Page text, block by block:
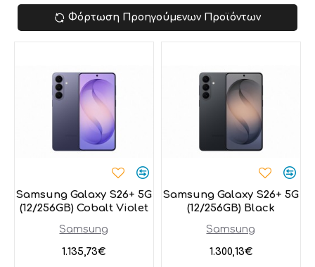
Φόρτωση Προηγούμενων Προϊόντων
Samsung
Samsung Galaxy S26+ 5G
(12/256GB) Cobalt Violet
1.135,73€
Samsung
Samsung Galaxy S26+ 5G
(12/256GB) Black
1.300,13€